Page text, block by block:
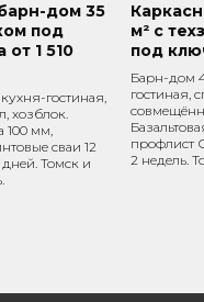
дом 35
под
1 510
гостиная,
хозблок.
100 мм,
сваи 12
дней. Томск и
м² с
под
Барн-дом
гостиная,
профлист
2 недель.